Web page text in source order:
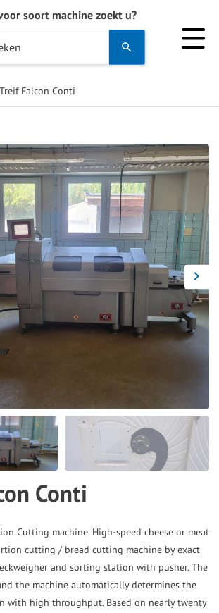
soort machine zoekt u?
and
to
select
Press
enter
to
go
the
result.
Touch
can
use
and
swipe
gestures.
Treif Falcon Conti
Conti
Cutting machine. High-speed cheese or meat
cutting / bread cutting machine by exact
and sorting station with pusher. The
the machine automatically determines the
with high throughput. Based on nearly twenty